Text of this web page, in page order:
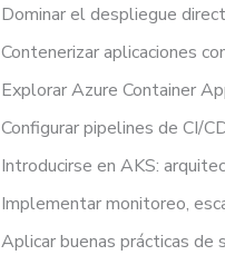
Dominar el despliegue
Contenerizar aplicaciones
Explorar Azure Container
Configurar pipelines de CI/
Introducirse en AKS:
Implementar monitoreo,
Aplicar buenas prácticas de